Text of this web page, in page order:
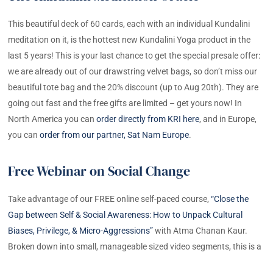
This beautiful deck of 60 cards, each with an individual Kundalini
meditation on it, is the hottest new Kundalini Yoga product in the
last 5 years! This is your last chance to get the special presale offer:
we are already out of our drawstring velvet bags, so don’t miss our
beautiful tote bag and the 20% discount (up to Aug 20th). They are
going out fast and the free gifts are limited – get yours now! In
North America you canorder directly from KRI here, and in Europe,
you canorder from our partner, Sat Nam Europe.
Free Webinar on Social Change
Take advantage of our FREE online self-paced course,“Close the
Gap between Self & Social Awareness: How to Unpack Cultural
Biases, Privilege, & Micro-Aggressions”with Atma Chanan Kaur.
Broken down into small, manageable sized video segments, this is a